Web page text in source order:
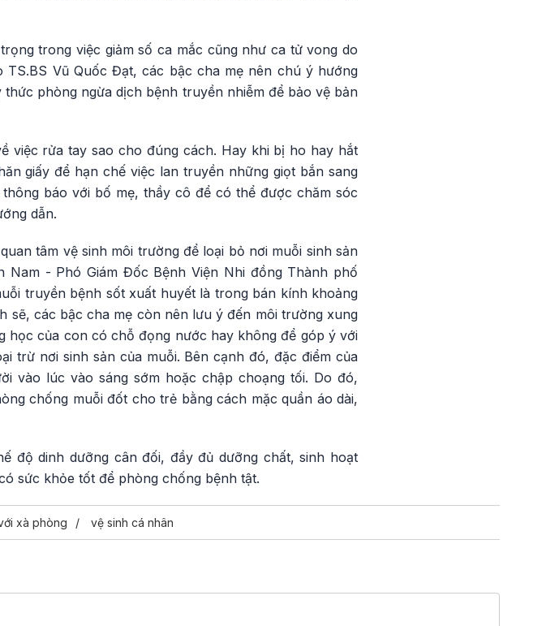
trong việc giảm số ca mắc cũng như ca tử vong do
Vũ Quốc Đạt, các bậc cha mẹ nên chú ý hướng
phòng ngừa dịch bệnh truyền nhiễm để bảo vệ bản
việc rửa tay sao cho đúng cách. Hay khi bị ho hay hắt
giấy để hạn chế việc lan truyền những giọt bắn sang
báo với bố mẹ, thầy cô để có thể được chăm sóc
dẫn.
tâm vệ sinh môi trường để loại bỏ nơi muỗi sinh sản
- Phó Giám Đốc Bệnh Viện Nhi đồng Thành phố
truyền bệnh sốt xuất huyết là trong bán kính khoảng
sẽ, các bậc cha mẹ còn nên lưu ý đến môi trường xung
của con có chỗ đọng nước hay không để góp ý với
trừ nơi sinh sản của muỗi. Bên cạnh đó, đặc điểm của
vào lúc vào sáng sớm hoặc chập choạng tối. Do đó,
chống muỗi đốt cho trẻ bằng cách mặc quần áo dài,
độ dinh dưỡng cân đối, đầy đủ dưỡng chất, sinh hoạt
sức khỏe tốt để phòng chống bệnh tật.
xà phòng vệ sinh cá nhân